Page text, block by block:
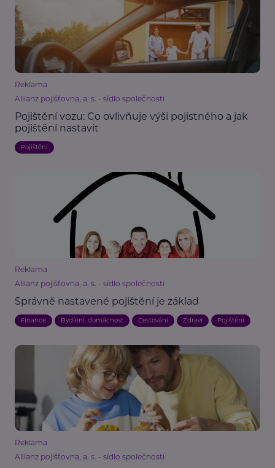
Reklama
Allianz pojišťovna, a. s. - sídlo společnosti
Pojištění vozu: Co ovlivňuje výši pojistného a jak
pojištění nastavit
Pojištění
Reklama
Allianz pojišťovna, a. s. - sídlo společnosti
Správně nastavené pojištění je základ
Finance Bydlení, domácnost Cestování Zdraví Pojištění
Reklama
Allianz pojišťovna, a. s. - sídlo společnosti